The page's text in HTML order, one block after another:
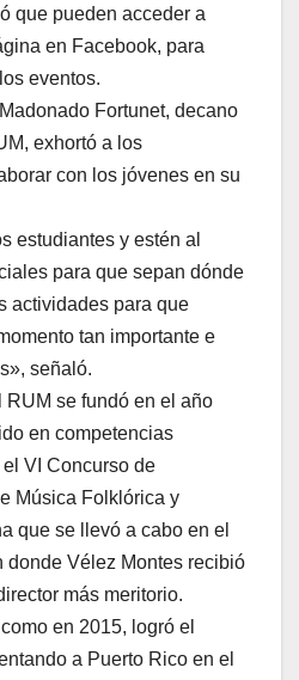
que pueden acceder a
en Facebook, para
eventos.
Fortunet, decano
exhortó a los
con los jóvenes en su
estudiantes y estén al
para que sepan dónde
actividades para que
tan importante e
señaló.
RUM se fundó en el año
en competencias
VI Concurso de
Música Folklórica y
que se llevó a cabo en el
donde Vélez Montes recibió
más meritorio.
en 2015, logró el
a Puerto Rico en el